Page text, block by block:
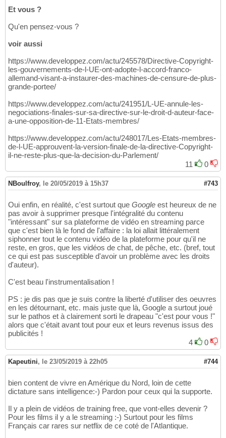
Et vous ?
Qu'en pensez-vous ?
voir aussi
https://www.developpez.com/actu/245578/Directive-Copyright-
les-gouvernements-de-l-UE-ont-adopte-l-accord-franco-
allemand-visant-a-instaurer-des-machines-de-censure-de-plus-
grande-portee/
https://www.developpez.com/actu/241951/L-UE-annule-les-
negociations-finales-sur-sa-directive-sur-le-droit-d-auteur-face-
a-une-opposition-de-11-Etats-membres/
https://www.developpez.com/actu/248017/Les-Etats-membres-
de-l-UE-approuvent-la-version-finale-de-la-directive-Copyright-
il-ne-reste-plus-que-la-decision-du-Parlement/
11
0
NBoulfroy, le 20/05/2019 à 15h37 #743
Oui enfin, en réalité, c'est surtout que Google est heureux de ne
pas avoir à supprimer presque l'intégralité du contenu
"intéressant" sur sa plateforme de vidéo en streaming parce
que c'est bien là le fond de l'affaire : la loi allait littéralement
siphonner tout le contenu vidéo de la plateforme pour qu'il ne
reste, en gros, que les vidéos de chat, de pêche, etc. (bref, tout
ce qui est pas susceptible d'avoir un problème avec les droits
d'auteur).
C'est beau l'instrumentalisation !
PS : je dis pas que je suis contre la liberté d'utiliser des oeuvres
en les détournant, etc. mais juste que là, Google a surtout joué
sur le pathos et à clairement sorti le drapeau "c'est pour vous !"
alors que c'était avant tout pour eux et leurs revenus issus des
publicités !
4
0
Kapeutini, le 23/05/2019 à 22h05 #744
bien content de vivre en Amérique du Nord, loin de cette
dictature sans intelligence:-) Pardon pour ceux qui la supporte.
Il y a plein de vidéos de training free, que vont-elles devenir ?
Pour les films il y a le streaming :-) Surtout pour les films
Français car rares sur netflix de ce coté de l'Atlantique.